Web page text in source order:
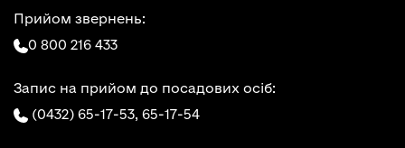
Прийом звернень:
0 800 216 433
Запис на прийом до посадових осіб:
(0432) 65-17-53, 65-17-54